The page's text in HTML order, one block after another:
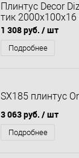
Плинтус Decor
тик
1 308 руб. / шт
Подробнее
SX185 плинтус
3 063 руб. / шт
Подробнее